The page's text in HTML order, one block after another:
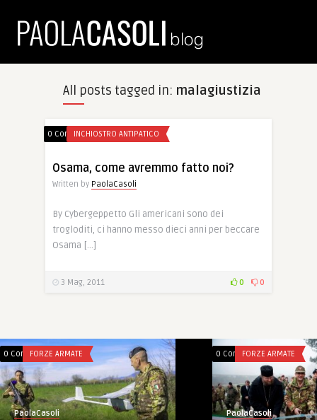
All posts tagged in: malagiustizia
0 CommentsINCHIOSTRO ANTIPATICO
Osama, come avremmo fatto noi?
Written by PaolaCasoli
By Cybergeppetto Gli americani sono dei
trogloditi, ci hanno messo dieci anni per beccare
Osama […]
3 Mag, 2011 0 0
0 CommentsFORZE ARMATE
PaolaCasoli
0 CommentsFORZE ARMATE
PaolaCasoli